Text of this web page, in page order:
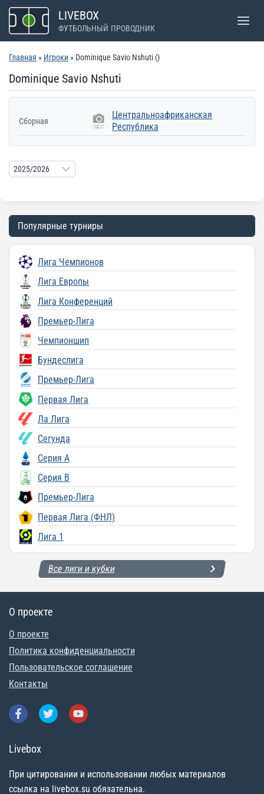
Перейти
содержимому
LIVEBOX
ФУТБОЛЬНЫЙ ПРОВОДНИК
Главная » Игроки » Dominique Savio Nshuti ()
Dominique Savio Nshuti
Сборная
Центральноафриканская
Республика
Популярные турниры
Лига Чемпионов
Лига Европы
Лига Конференций
Премьер-Лига
Чемпионшип
Бундеслига
Премьер-Лига
Первая Лига
Ла Лига
Сегунда
Серия A
Серия B
Премьер-Лига
Первая Лига (ФНЛ)
Лига 1
Все лиги и кубки
О проекте
О проекте
Политика конфиденциальности
Пользовательское соглашение
Контакты
Livebox
При цитировании и использовании любых материалов
ссылка на livebox.su обязательна.